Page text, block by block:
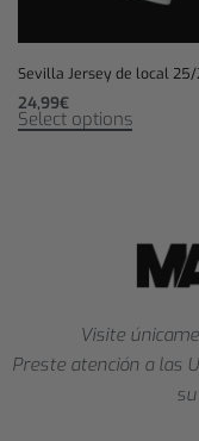
Sevilla Jersey de local
24,99€
Select options
Visite
Preste atención a las